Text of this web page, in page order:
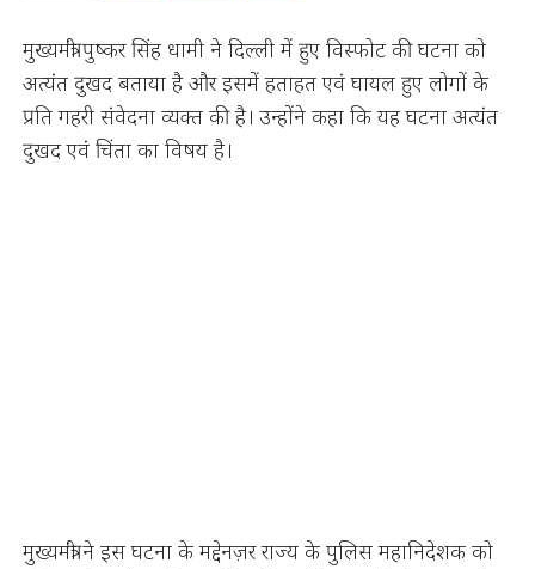
मुख्यमंत्री पुष्कर सिंह धामी ने दिल्ली में हुए विस्फोट की घटना को
अत्यंत दुखद बताया है और इसमें हताहत एवं घायल हुए लोगों के
प्रति गहरी संवेदना व्यक्त की है। उन्होंने कहा कि यह घटना अत्यंत
दुखद एवं चिंता का विषय है।
मुख्यमंत्री ने इस घटना के मद्देनज़र राज्य के पुलिस महानिदेशक को